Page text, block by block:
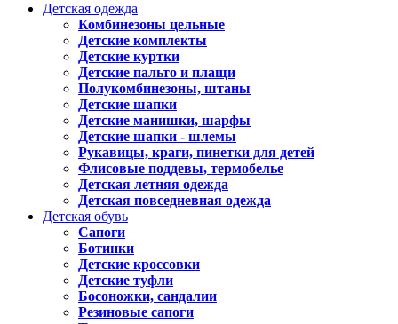
Детская одежда
Комбинезоны цельные
Детские комплекты
Детские куртки
Детские пальто и плащи
Полукомбинезоны, штаны
Детские шапки
Детские манишки, шарфы
Детские шапки - шлемы
Рукавицы, краги, пинетки для детей
Флисовые поддевы, термобелье
Детская летняя одежда
Детская повседневная одежда
Детская обувь
Сапоги
Ботинки
Детские кроссовки
Детские туфли
Босоножки, сандалии
Резиновые сапоги